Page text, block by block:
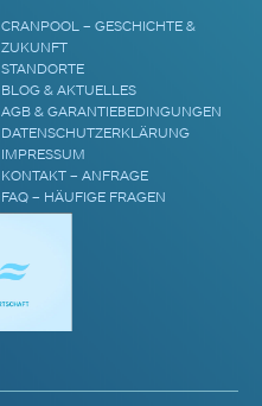
CRANPOOL – GESCHICHTE &
ZUKUNFT
STANDORTE
BLOG & AKTUELLES
AGB & GARANTIEBEDINGUNGEN
DATENSCHUTZERKLÄRUNG
IMPRESSUM
KONTAKT – ANFRAGE
FAQ – HÄUFIGE FRAGEN